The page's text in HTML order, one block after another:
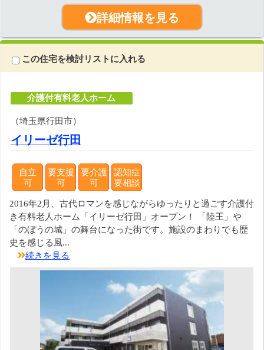
詳細情報を見る
この住宅を検討リストに入れる
介護付有料老人ホーム
（埼玉県行田市）
イリーゼ行田
自立
可
要支援
可
要介護
可
認知症
要相談
2016年2月、古代ロマンを感じながらゆったりと過ごす介護付
き有料老人ホーム「イリーゼ行田」オープン！ 「陸王」や
「のぼうの城」の舞台になった街です。施設のまわりでも歴
史を感じる風...
続きを見る